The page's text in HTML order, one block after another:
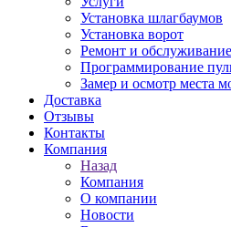
Установка шлагбаумов
Установка ворот
Ремонт и обслуживание
Программирование
Замер и осмотр места
Доставка
Отзывы
Контакты
Компания
Назад
Компания
О компании
Новости